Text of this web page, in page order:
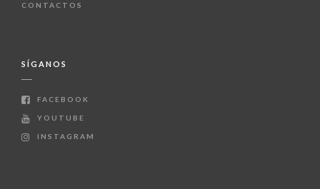
CONTACTOS
SÍGANOS
FACEBOOK
YOUTUBE
INSTAGRAM